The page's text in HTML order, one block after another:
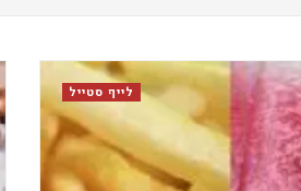
לייף סטייל